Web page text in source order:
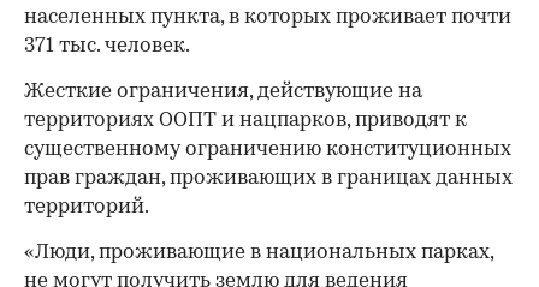
населенных пункта, в которых проживает почти
371 тыс. человек.
Жесткие ограничения, действующие на
территориях ООПТ и нацпарков, приводят к
существенному ограничению конституционных
прав граждан, проживающих в границах данных
территорий.
«Люди, проживающие в национальных парках,
не могут получить землю для ведения